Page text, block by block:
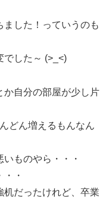
ました！っていうのも
でした～ (>_<)
か自分の部屋が少し片
どん増えるもんなん
ものやら・・・
・
だったけれど、卒業